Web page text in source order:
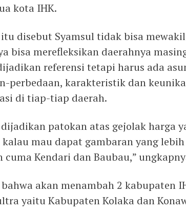
kota IHK.
disebut Syamsul tidak bisa
bisa merefleksikan daerahnya
referensi tetapi harus ada
perbedaan, karakteristik dan
di tiap-tiap daerah.
patokan atas gejolak harga
mau dapat gambaran yang lebih
Kendari dan Baubau,”
akan menambah 2 kabupaten
yaitu Kabupaten Kolaka dan